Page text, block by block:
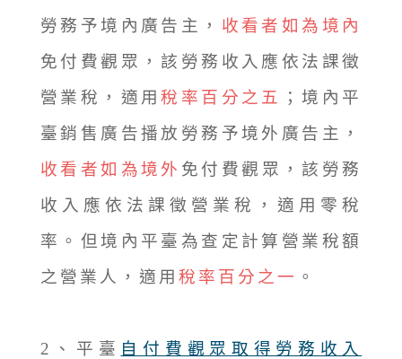
勞務予境內廣告主， 收看者如為境內
免付費觀眾，該勞務收入應依法課徵
營業稅，適用稅率百分之五
；境內平
臺銷售廣告播放勞務予境外廣告主，
收看者如為境外 免付費觀眾，該勞務
收入應依法課徵營業稅，適用零稅
率。但境內平臺為查定計算營業稅額
之營業人，適用 稅率百分之一 。
2、平臺 自付費觀眾取得勞務收入